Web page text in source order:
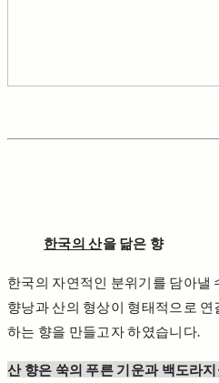
한국의 산을 닮은 향
한국의 자연적인 분위기를 담아낼
향낭과 산의 형상이 형태적으로
하는 향을 만들고자 하였습니다.
산 향은 쑥의 푸른 기운과 백도라